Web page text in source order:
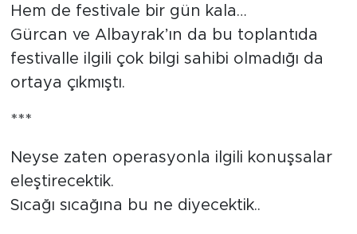
Hem de festivale bir gün kala…
Gürcan ve Albayrak’ın da bu toplantıda
festivalle ilgili çok bilgi sahibi olmadığı da
ortaya çıkmıştı.
***
Neyse zaten operasyonla ilgili konuşsalar
eleştirecektik.
Sıcağı sıcağına bu ne diyecektik..